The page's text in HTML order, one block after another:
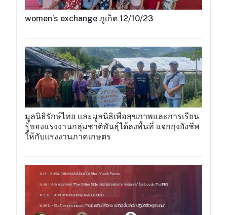
women’s exchange ภูเก็ต 12/10/23
มูลนิธิรักษ์ไทย และมูลนิธิเพื่อสุขภาพและการเรียน
รู้ของแรงงานกลุ่มชาติพันธุ์ได้ลงพื้นที่ แจกถุงยังชีพ
ให้กับแรงงานภาคเกษตร